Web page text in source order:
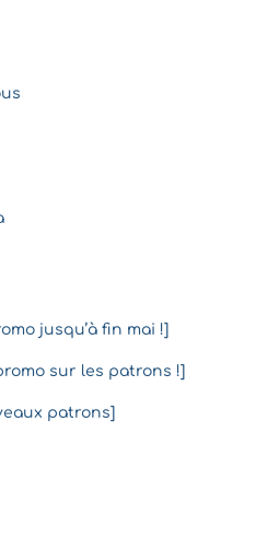
jusqu’à fin mai !]
sur les patrons !]
patrons]